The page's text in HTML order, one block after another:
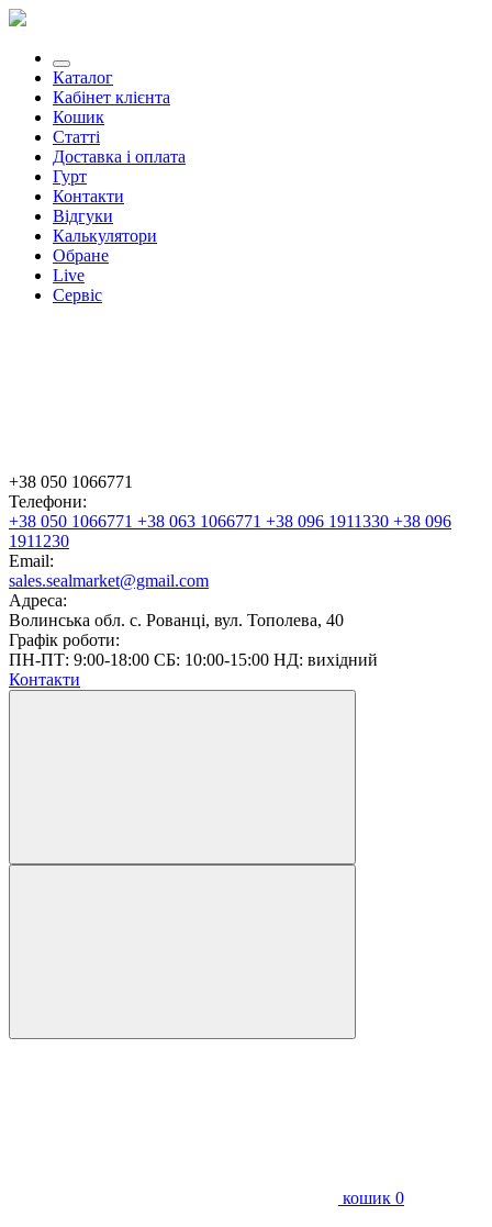
Каталог
Кабінет клієнта
Кошик
Статті
Доставка і оплата
Гурт
Контакти
Відгуки
Калькулятори
Обране
Live
Сервіс
+38 050 1066771
Телефони:
+38 050 1066771 +38 063 1066771 +38 096 1911330 +38 096
1911230
Email:
sales.sealmarket@gmail.com
Адреса:
Волинська обл. с. Рованці, вул. Тополева, 40
Графік роботи:
ПН-ПТ: 9:00-18:00 СБ: 10:00-15:00 НД: вихідний
Контакти
кошик 0